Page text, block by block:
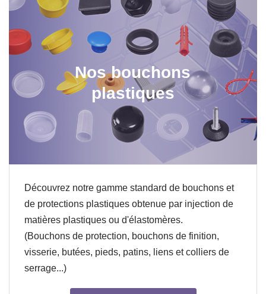
Congés d'été
Congés d'été du 24/07/26 au soir au
17/08/26 au matin
Nos bouchons
plastiques
Découvrez notre gamme standard de bouchons et
de protections plastiques obtenue par injection de
matières plastiques ou d'élastomères.
(Bouchons de protection, bouchons de finition,
visserie, butées, pieds, patins, liens et colliers de
serrage...)